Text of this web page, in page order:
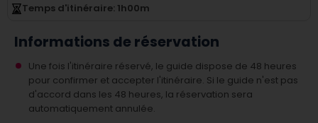
Temps d'itinéraire: 1h00m
Informations de réservation
Une fois l'itinéraire réservé, le guide dispose de 48 heures
pour confirmer et accepter l'itinéraire. Si le guide n'est pas
d'accord dans les 48 heures, la réservation sera
automatiquement annulée.